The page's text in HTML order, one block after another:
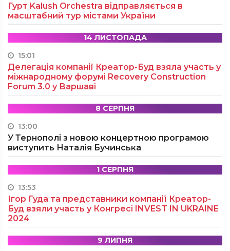
Гурт Kalush Orchestra відправляється в
масштабний тур містами України
14 ЛИСТОПАДА
15:01
Делегація компанії Креатор-Буд взяла участь у
міжнародному форумі Recovery Construction
Forum 3.0 у Варшаві
8 СЕРПНЯ
13:00
У Тернополі з новою концертною програмою
виступить Наталія Бучинська
1 СЕРПНЯ
13:53
Ігор Гуда та представники компанії Креатор-
Буд взяли участь у Конгресі INVEST IN UKRAINE
2024
9 ЛИПНЯ